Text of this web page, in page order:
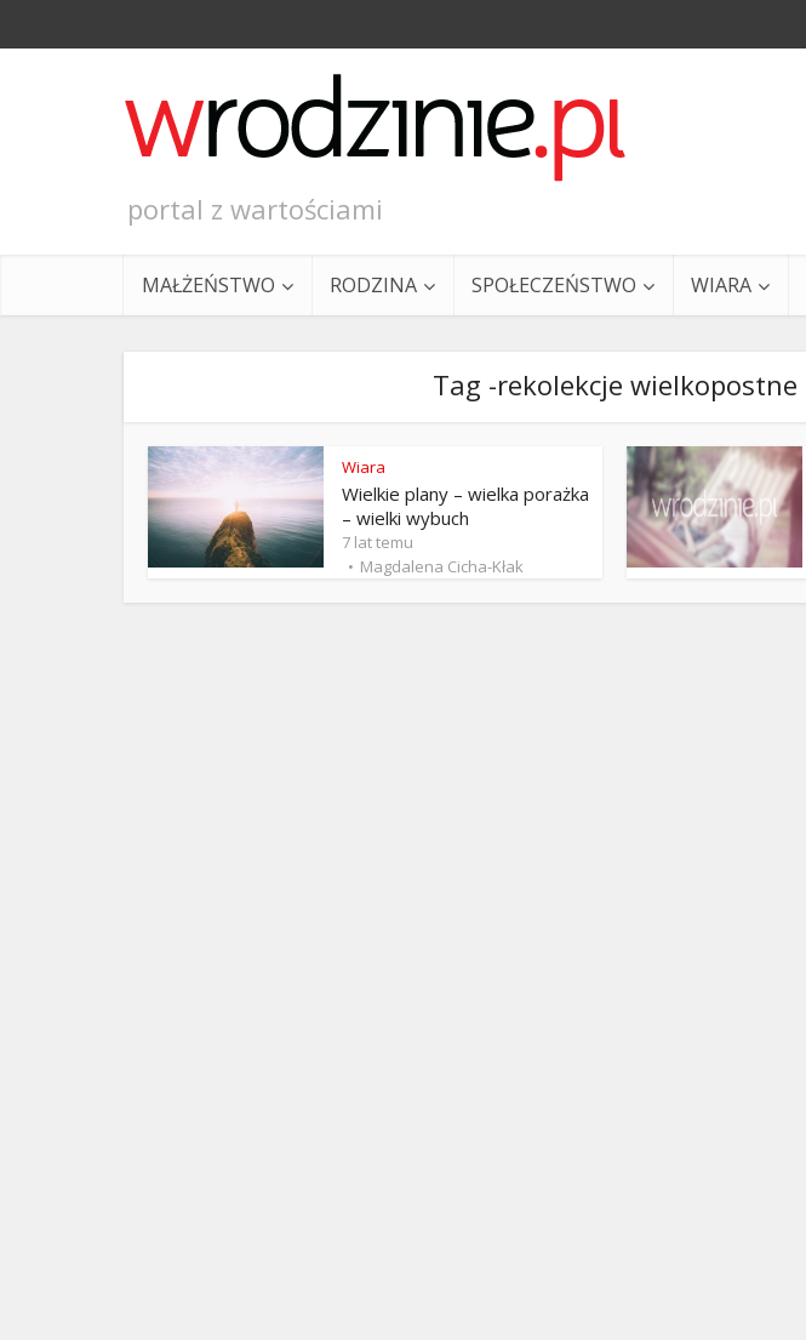
portal z wartościami
MAŁŻEŃSTWO RODZINA SPOŁECZEŃSTWO WIARA
Tag -rekolekcje wielkopostne
Wiara
Wielkie plany – wielka porażka
– wielki wybuch
7 lat temu
Magdalena Cicha-Kłak
Ewangelia i Ty – 29 grudnia
ks. Stefan Radziszewski